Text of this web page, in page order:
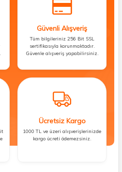
Güvenli Alışveriş
Tüm bilgileriniz 256 Bit SSL
sertifikasıyla korunmaktadır.
Güvenle alışveriş yapabilirsiniz.
Ücretsiz Kargo
1000 TL ve üzeri alışverişlerinizde
kargo ücreti ödemezsiniz.